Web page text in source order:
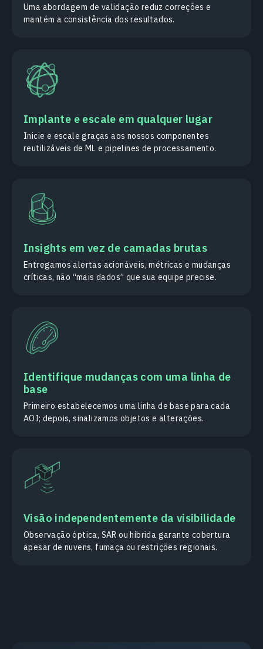
Uma abordagem de validação reduz correções e
mantém a consistência dos resultados.
Implante e escale em qualquer lugar
Inicie e escale graças aos nossos componentes
reutilizáveis de ML e pipelines de processamento.
Insights em vez de camadas brutas
Entregamos alertas acionáveis, métricas e mudanças
críticas, não “mais dados” que sua equipe precise.
Identifique mudanças com uma linha de
base
Primeiro estabelecemos uma linha de base para cada
AOI; depois, sinalizamos objetos e alterações.
Visão independentemente da visibilidade
Observação óptica, SAR ou híbrida garante cobertura
apesar de nuvens, fumaça ou restrições regionais.